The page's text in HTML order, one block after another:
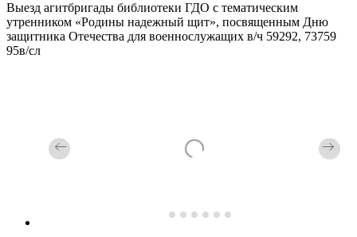
Выезд агитбригады библиотеки ГДО с тематическим
утренником «Родины надежный щит», посвященным Дню
защитника Отечества для военнослужащих в/ч 59292, 73759
95в/сл